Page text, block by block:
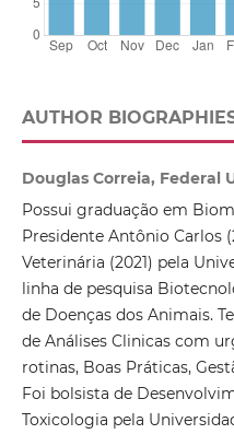
AUTHOR
Douglas Correia, Federal
Possui graduação em
Presidente Antônio Carlos
Veterinária (2021) pela
linha de pesquisa
de Doenças dos Animais.
de Análises Clinicas com
rotinas, Boas Práticas,
Foi bolsista de
Toxicologia pela